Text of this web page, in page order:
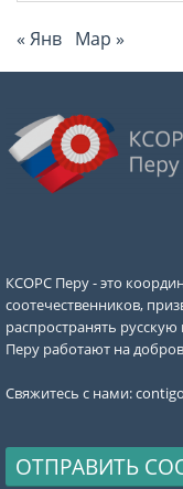
« Янв Мар »
КСОРС Перу - это
соотечественников,
распространять
Перу работают на
Свяжитесь с нами:
ОТПРАВИТЬ